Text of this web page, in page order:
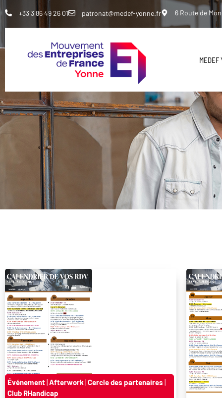
+33 3 86 49 26 01 patronat@medef-yonne.fr 6 Route de
MEDEF
Événement|Afterwork|Cercle des partenaires |
Club RHandicap